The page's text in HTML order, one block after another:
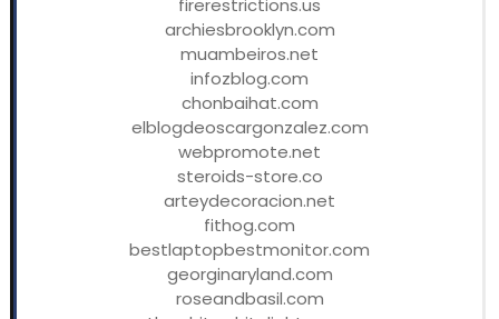
firerestrictions.us
archiesbrooklyn.com
muambeiros.net
infozblog.com
chonbaihat.com
elblogdeoscargonzalez.com
webpromote.net
steroids-store.co
arteydecoracion.net
fithog.com
bestlaptopbestmonitor.com
georginaryland.com
roseandbasil.com